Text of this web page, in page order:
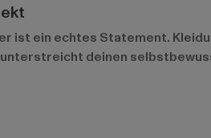
ist ein echtes Statement.
deinen